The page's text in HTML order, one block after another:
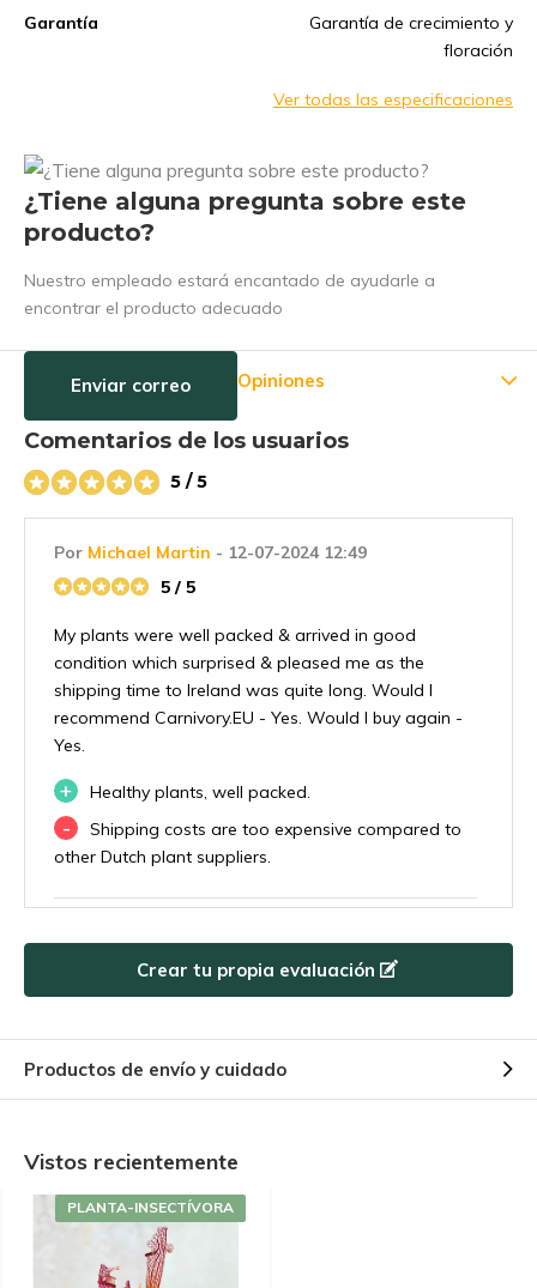
Garantía
Garantía de crecimiento y
floración
Ver todas las especificaciones
¿Tiene alguna pregunta sobre este
producto?
Nuestro empleado estará encantado de ayudarle a
encontrar el producto adecuado
Enviar correo Opiniones
Comentarios de los usuarios
5 / 5
Por Michael Martin - 12-07-2024 12:49
5 / 5
My plants were well packed & arrived in good
condition which surprised & pleased me as the
shipping time to Ireland was quite long. Would I
recommend Carnivory.EU - Yes. Would I buy again -
Yes.
+ Healthy plants, well packed.
-
Shipping costs are too expensive compared to
other Dutch plant suppliers.
5 / 5
correspondant parfaitement à la description
Por Hans Dammann- 15-08-2022 10:20
5 / 5
Sehr schöne Pflanze.In gutem Zustand bei mir
eingetroffen.
Crear tu propia evaluación
Productos de envío y cuidado
Vistos recientemente
PLANTA-INSECTÍVORA